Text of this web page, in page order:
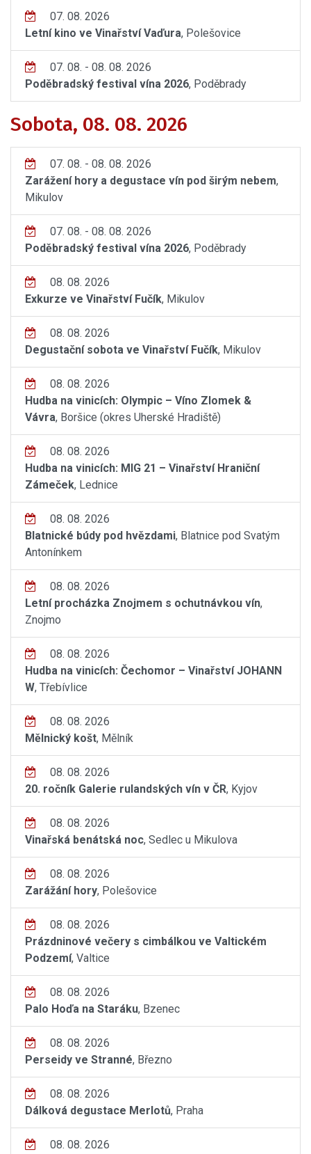
07. 08. 2026
Letní kino ve Vinařství Vaďura, Polešovice
07. 08. - 08. 08. 2026
Poděbradský festival vína 2026, Poděbrady
Sobota, 08. 08. 2026
07. 08. - 08. 08. 2026
Zarážení hory a degustace vín pod širým nebem,
Mikulov
07. 08. - 08. 08. 2026
Poděbradský festival vína 2026, Poděbrady
08. 08. 2026
Exkurze ve Vinařství Fučík, Mikulov
08. 08. 2026
Degustační sobota ve Vinařství Fučík, Mikulov
08. 08. 2026
Hudba na vinicích: Olympic – Víno Zlomek &
Vávra, Boršice (okres Uherské Hradiště)
08. 08. 2026
Hudba na vinicích: MIG 21 – Vinařství Hraniční
Zámeček, Lednice
08. 08. 2026
Blatnické búdy pod hvězdami, Blatnice pod Svatým
Antonínkem
08. 08. 2026
Letní procházka Znojmem s ochutnávkou vín,
Znojmo
08. 08. 2026
Hudba na vinicích: Čechomor – Vinařství JOHANN
W, Třebívlice
08. 08. 2026
Mělnický košt, Mělník
08. 08. 2026
20. ročník Galerie rulandských vín v ČR, Kyjov
08. 08. 2026
Vinařská benátská noc, Sedlec u Mikulova
08. 08. 2026
Zarážání hory, Polešovice
08. 08. 2026
Prázdninové večery s cimbálkou ve Valtickém
Podzemí, Valtice
08. 08. 2026
Palo Hoďa na Staráku, Bzenec
08. 08. 2026
Perseidy ve Stranné, Březno
08. 08. 2026
Dálková degustace Merlotů, Praha
08. 08. 2026